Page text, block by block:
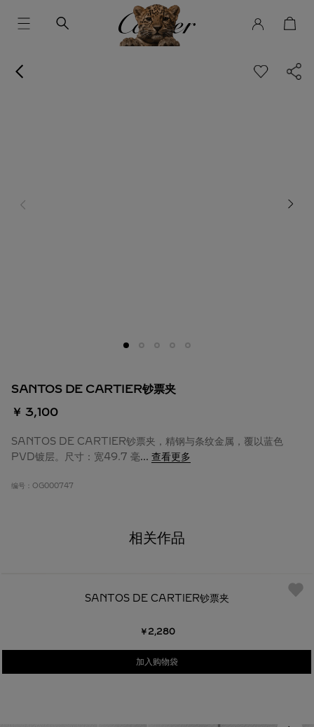
SANTOS DE CARTIER钞票夹
￥ 3,100
SANTOS DE CARTIER钞票夹，精钢与条纹金属，覆以蓝色
PVD镀层。尺寸：宽49.7 毫... 查看更多
编号： OG000747
相关作品
SANTOS DE CARTIER钞票夹
￥2,280
加入购物袋